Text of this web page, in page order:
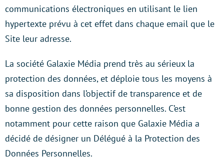
communications électroniques en utilisant le lien
hypertexte prévu à cet effet dans chaque email que le
Site leur adresse.
La société Galaxie Média prend très au sérieux la
protection des données, et déploie tous les moyens à
sa disposition dans l’objectif de transparence et de
bonne gestion des données personnelles. C’est
notamment pour cette raison que Galaxie Média a
décidé de désigner un Délégué à la Protection des
Données Personnelles.